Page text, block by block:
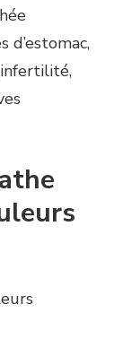
d’estomac,
infertilité,